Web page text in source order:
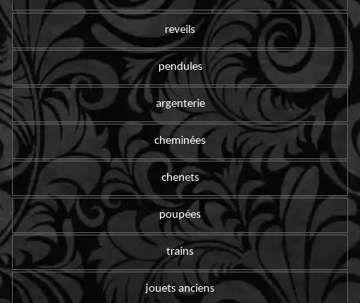
reveils
pendules
argenterie
cheminées
chenets
poupées
trains
jouets anciens